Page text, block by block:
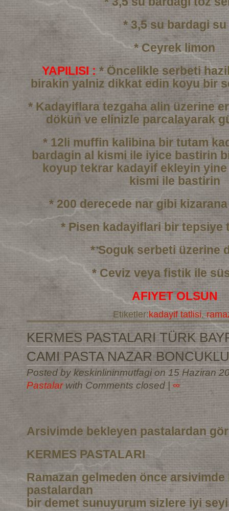
* 3,5 su bardagi su
* Ceyrek limon
YAPILISI : * Öncelikle serbeti
birakin yalniz dikkat edin koyu bir
* Kadayiflara tezgaha alin üzerine
dökün ve elinizle parcalayarak
* 12li muffin kalibina bir tutam
bardagin al kismi ile iyice bastirin
koyup tekrar kadayif ekleyin
kismi ile bastirin
* 200 derecede nar gibi
* Pisen kadayiflari bir tepsiye
* Soguk serbeti üzerine
* Ceviz veya fistik ile
AFIYET OLSUN
Etiketler:kadayif tatlisi,
KERMES PASTALARI TÜRK
CAMI PASTA NAZAR
Posted by keskinlininmutfagi on 15 Haziran
Pastalar with Comments closed| ∞
Arsivimde bekleyen pastalardan
KERMES PASTALARI
Ramazan gelmeden önce arsivimde
pastalardan
bir demet sunuyurum sizlere iyi